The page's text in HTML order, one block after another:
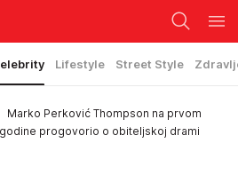
Lifestyle Street Style
Marko Perković Thompson na prvom
progovorio o obiteljskoj drami